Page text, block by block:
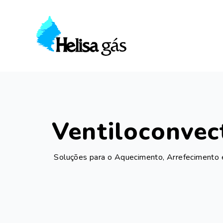
Helisa Gás
Soluções para o Aquecimento,